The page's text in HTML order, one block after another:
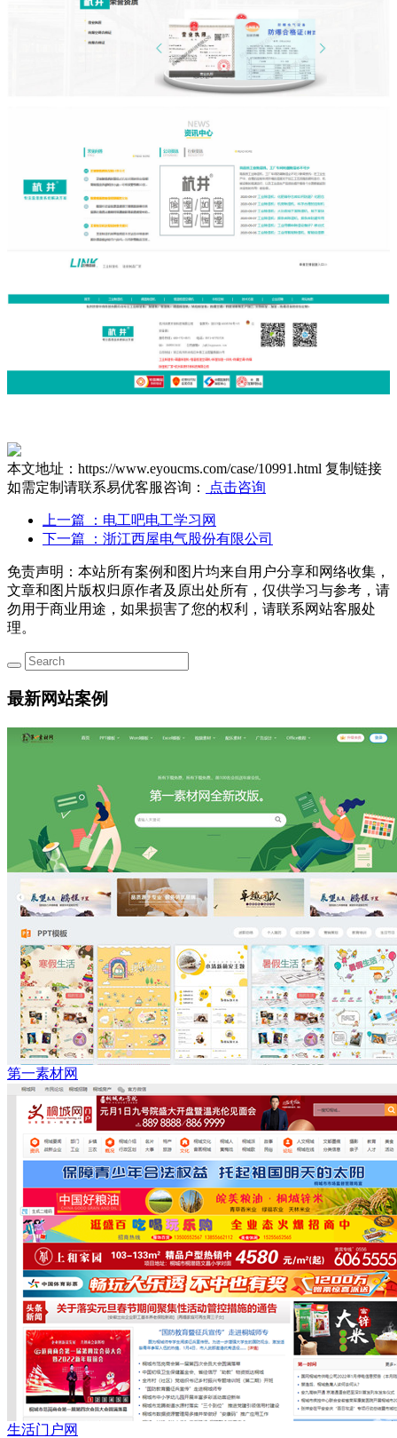
本文地址：https://www.eyoucms.com/case/10991.html 复制链接
如需定制请联系易优客服咨询：
点击咨询
上一篇
：电工吧电工学习网
下一篇
：浙江西屋电气股份有限公司
免责声明：本站所有案例和图片均来自用户分享和网络收集，
文章和图片版权归原作者及原出处所有，仅供学习与参考，请
勿用于商业用途，如果损害了您的权利，请联系网站客服处
理。
最新网站案例
第一素材网
生活门户网